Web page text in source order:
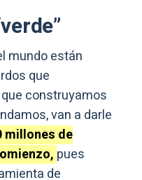
mundo están
que
construyamos
van a darle
millones de
pues
de